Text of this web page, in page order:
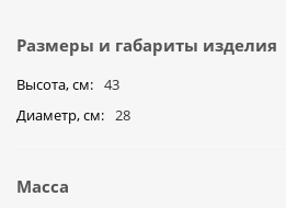
Размеры и габариты изделия
Высота, см
43
Диаметр, см
28
Масса